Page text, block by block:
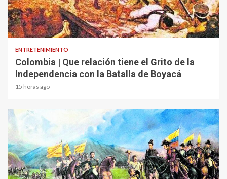
1 min read
ENTRETENIMIENTO
Colombia | Que relación tiene el Grito de la
Independencia con la Batalla de Boyacá
15 horas ago